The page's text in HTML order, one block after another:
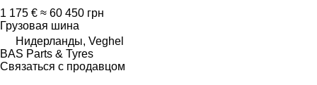
1 175 € ≈ 60 450 грн
Грузовая шина
Нидерланды, Veghel
BAS Parts & Tyres
Связаться с продавцом